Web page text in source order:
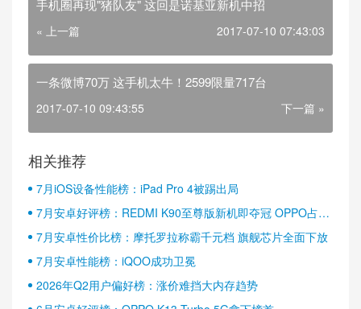
手机圈再现"猪队友" 这回是诺基亚新机中招
« 上一篇 2017-07-10 07:43:03
一条微博70万 这手机太牛！2599限量717台
2017-07-10 09:43:55 下一篇 »
相关推荐
7月iOS设备性能榜：iPad Pro 4被踢出局
7月安卓好评榜：REDMI K90至尊版新机即夺冠 OPPO占据
半壁江山
7月安卓性价比榜：摩托罗拉称霸千元档 旗舰芯片全面下放
7月安卓性能榜：iQOO成功卫冕
2026年Q2用户偏好榜：涨价难挡大内存趋势